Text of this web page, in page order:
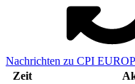
Nachrichten zu CPI
Zeit